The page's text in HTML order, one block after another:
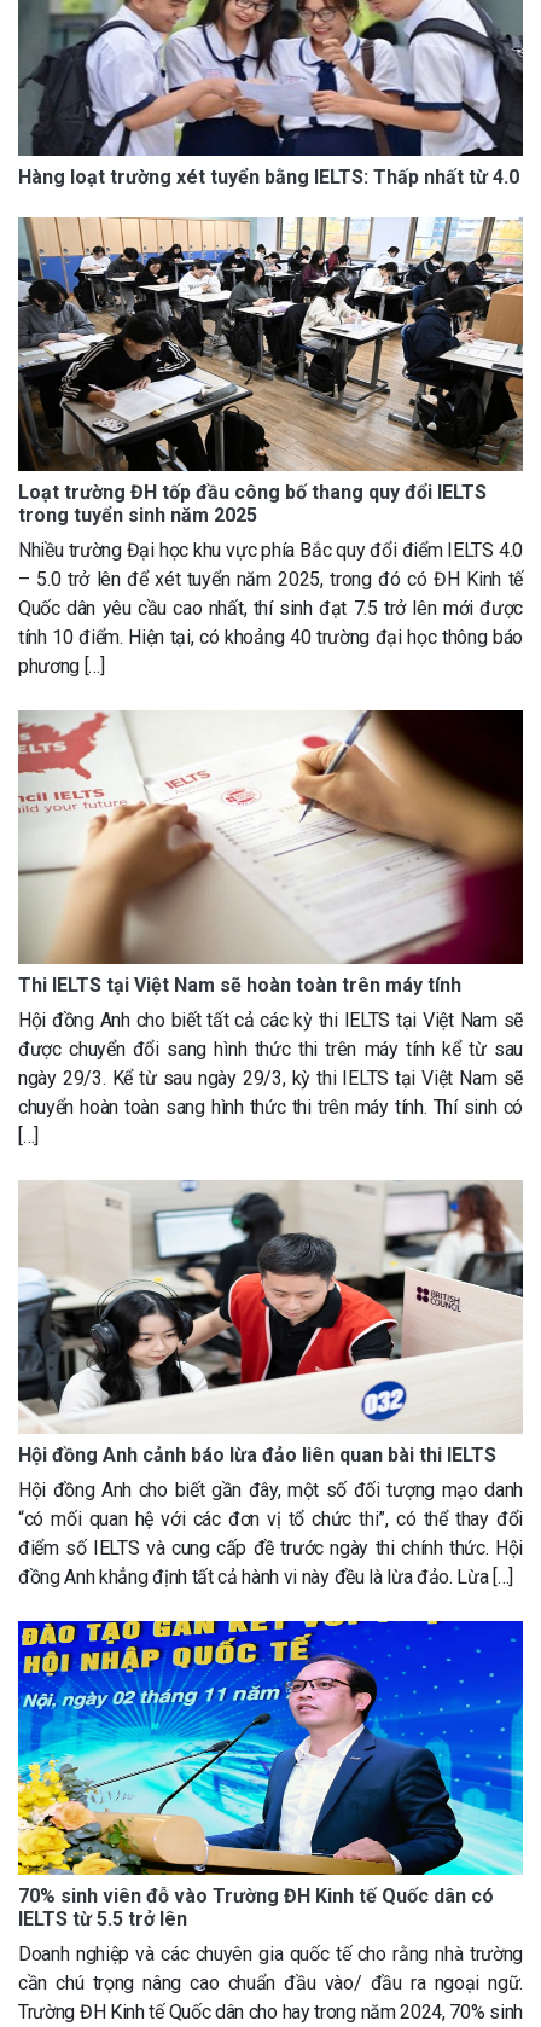
Hàng loạt trường xét tuyển bằng IELTS: Thấp nhất từ 4.0
Loạt trường ĐH tốp đầu công bố thang quy đổi IELTS
trong tuyển sinh năm 2025
Nhiều trường Đại học khu vực phía Bắc quy đổi điểm IELTS 4.0
– 5.0 trở lên để xét tuyển năm 2025, trong đó có ĐH Kinh tế
Quốc dân yêu cầu cao nhất, thí sinh đạt 7.5 trở lên mới được
tính 10 điểm. Hiện tại, có khoảng 40 trường đại học thông báo
phương […]
Thi IELTS tại Việt Nam sẽ hoàn toàn trên máy tính
Hội đồng Anh cho biết tất cả các kỳ thi IELTS tại Việt Nam sẽ
được chuyển đổi sang hình thức thi trên máy tính kể từ sau
ngày 29/3. Kể từ sau ngày 29/3, kỳ thi IELTS tại Việt Nam sẽ
chuyển hoàn toàn sang hình thức thi trên máy tính. Thí sinh có
[…]
Hội đồng Anh cảnh báo lừa đảo liên quan bài thi IELTS
Hội đồng Anh cho biết gần đây, một số đối tượng mạo danh
“có mối quan hệ với các đơn vị tổ chức thi”, có thể thay đổi
điểm số IELTS và cung cấp đề trước ngày thi chính thức. Hội
đồng Anh khẳng định tất cả hành vi này đều là lừa đảo. Lừa […]
70% sinh viên đỗ vào Trường ĐH Kinh tế Quốc dân có
IELTS từ 5.5 trở lên
Doanh nghiệp và các chuyên gia quốc tế cho rằng nhà trường
cần chú trọng nâng cao chuẩn đầu vào/ đầu ra ngoại ngữ.
Trường ĐH Kinh tế Quốc dân cho hay trong năm 2024, 70% sinh